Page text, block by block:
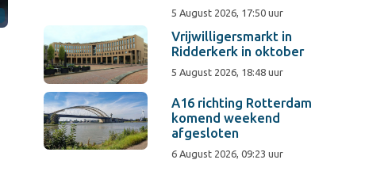
5 August 2026, 17:50 uur
Vrijwilligersmarkt in
Ridderkerk in oktober
5 August 2026, 18:48 uur
A16 richting Rotterdam
komend weekend
afgesloten
6 August 2026, 09:23 uur